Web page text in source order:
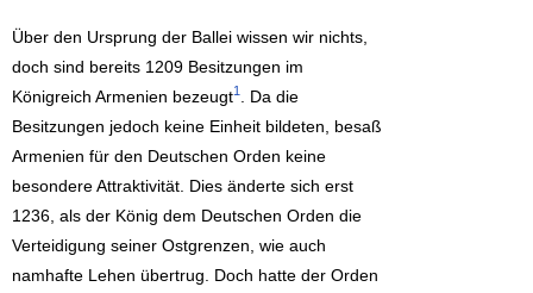
Über den Ursprung der Ballei wissen wir nichts,
doch sind bereits 1209 Besitzungen im
Königreich Armenien bezeugt1
. Da die
Besitzungen jedoch keine Einheit bildeten, besaß
Armenien für den Deutschen Orden keine
besondere Attraktivität. Dies änderte sich erst
1236, als der König dem Deutschen Orden die
Verteidigung seiner Ostgrenzen, wie auch
namhafte Lehen übertrug. Doch hatte der Orden